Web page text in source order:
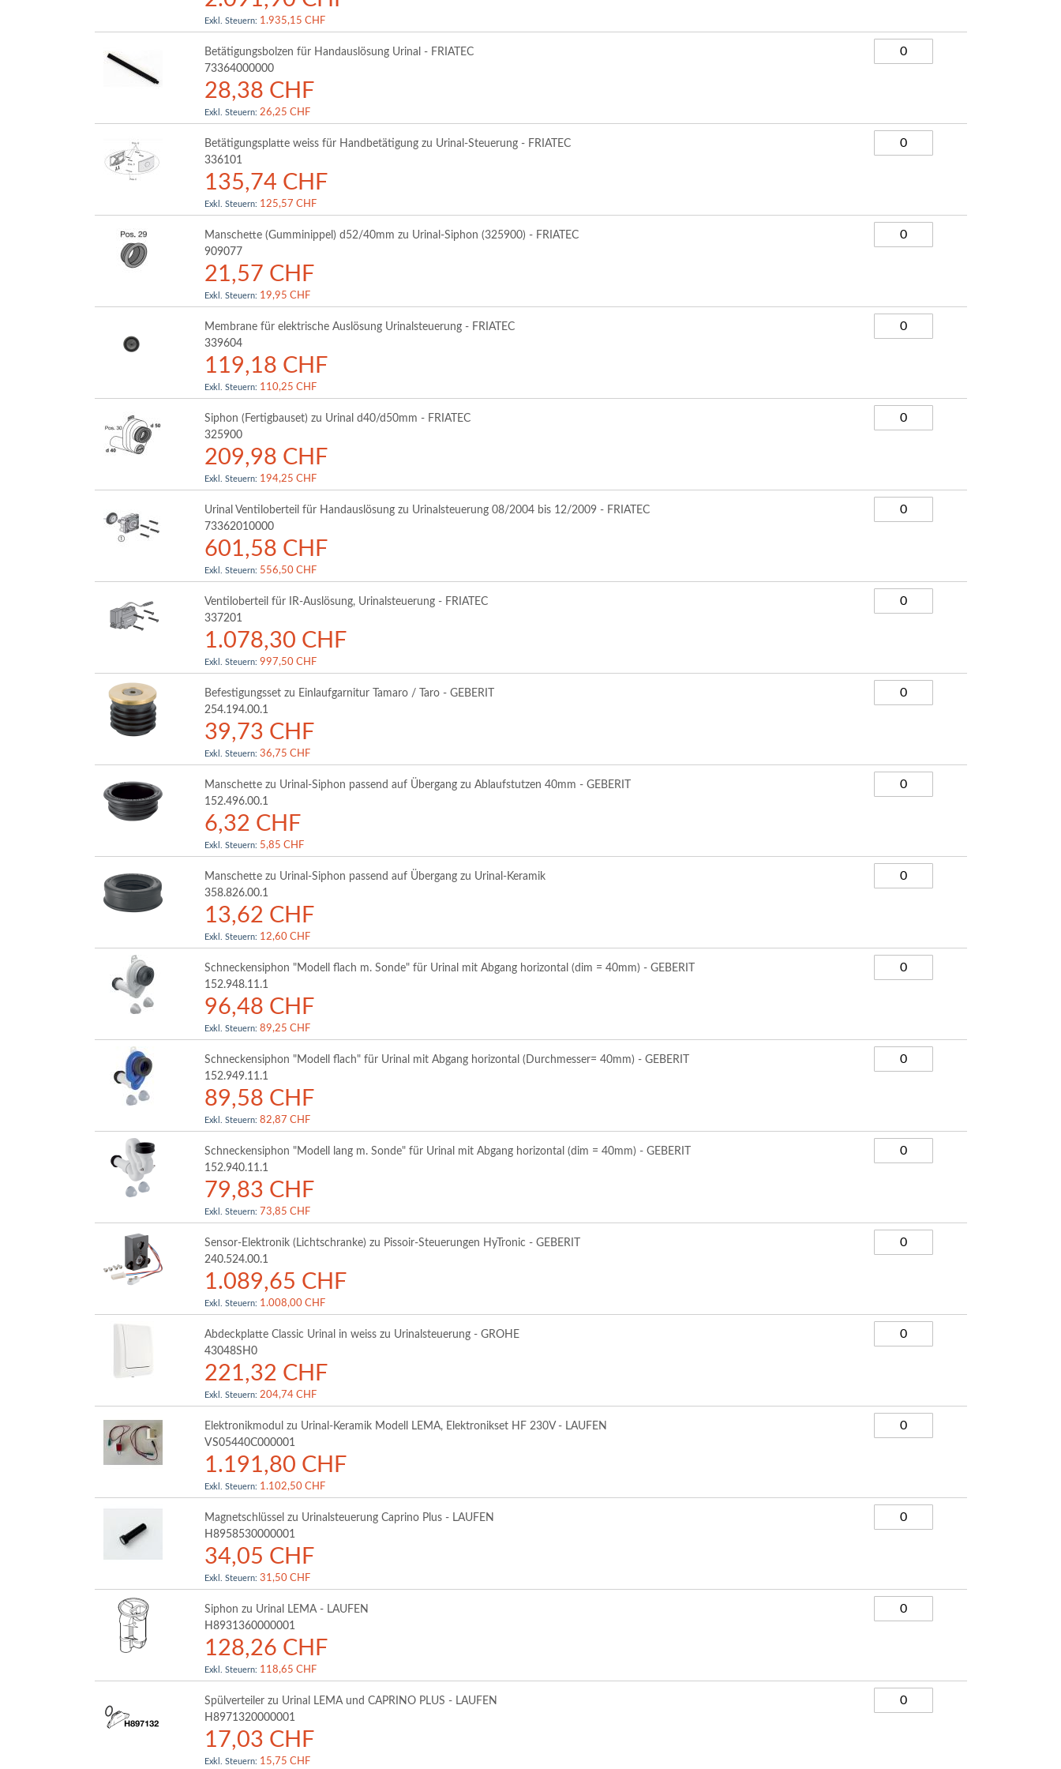
1.935,15 CHF
Betätigungsbolzen für Handauslösung Urinal - FRIATEC
73364000000
28,38 CHF
26,25 CHF
Betätigungsplatte weiss für Handbetätigung zu Urinal-Steuerung - FRIATEC
336101
135,74 CHF
125,57 CHF
Manschette (Gumminippel) d52/40mm zu Urinal-Siphon (325900) - FRIATEC
909077
21,57 CHF
19,95 CHF
Membrane für elektrische Auslösung Urinalsteuerung - FRIATEC
339604
119,18 CHF
110,25 CHF
Siphon (Fertigbauset) zu Urinal d40/d50mm - FRIATEC
325900
209,98 CHF
194,25 CHF
Urinal Ventiloberteil für Handauslösung zu Urinalsteuerung 08/2004 bis 12/2009 - FRIATEC
73362010000
601,58 CHF
556,50 CHF
Ventiloberteil für IR-Auslösung, Urinalsteuerung - FRIATEC
337201
1.078,30 CHF
997,50 CHF
Befestigungsset zu Einlaufgarnitur Tamaro / Taro - GEBERIT
254.194.00.1
39,73 CHF
36,75 CHF
Manschette zu Urinal-Siphon passend auf Übergang zu Ablaufstutzen 40mm - GEBERIT
152.496.00.1
6,32 CHF
5,85 CHF
Manschette zu Urinal-Siphon passend auf Übergang zu Urinal-Keramik
358.826.00.1
13,62 CHF
12,60 CHF
Schneckensiphon "Modell flach m. Sonde" für Urinal mit Abgang horizontal (dim = 40mm) - GEBERIT
152.948.11.1
96,48 CHF
89,25 CHF
Schneckensiphon "Modell flach" für Urinal mit Abgang horizontal (Durchmesser= 40mm) - GEBERIT
152.949.11.1
89,58 CHF
82,87 CHF
Schneckensiphon "Modell lang m. Sonde" für Urinal mit Abgang horizontal (dim = 40mm) - GEBERIT
152.940.11.1
79,83 CHF
73,85 CHF
Sensor-Elektronik (Lichtschranke) zu Pissoir-Steuerungen HyTronic - GEBERIT
240.524.00.1
1.089,65 CHF
1.008,00 CHF
Abdeckplatte Classic Urinal in weiss zu Urinalsteuerung - GROHE
43048SH0
221,32 CHF
204,74 CHF
Elektronikmodul zu Urinal-Keramik Modell LEMA, Elektronikset HF 230V - LAUFEN
VS05440C000001
1.191,80 CHF
1.102,50 CHF
Magnetschlüssel zu Urinalsteuerung Caprino Plus - LAUFEN
H8958530000001
34,05 CHF
31,50 CHF
Siphon zu Urinal LEMA - LAUFEN
H8931360000001
128,26 CHF
118,65 CHF
Spülverteiler zu Urinal LEMA und CAPRINO PLUS - LAUFEN
H8971320000001
17,03 CHF
15,75 CHF